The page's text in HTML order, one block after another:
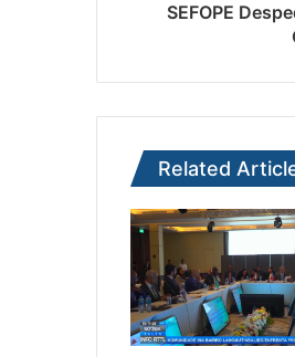
SEFOPE
Related